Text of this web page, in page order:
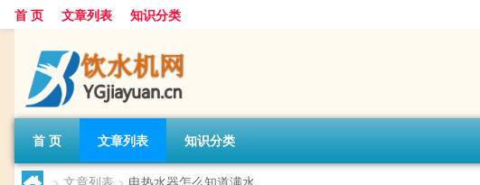
首 页 文章列表 知识分类
首 页 文章列表 知识分类